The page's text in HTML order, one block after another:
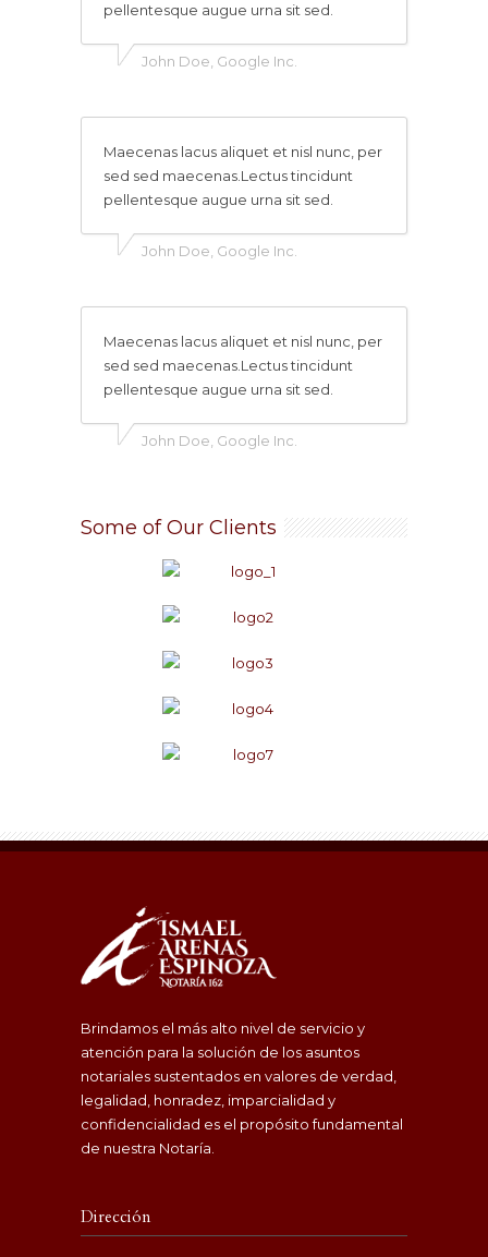
pellentesque augue urna sit sed.
John Doe, Google Inc.
Maecenas lacus aliquet et nisl nunc, per
sed sed maecenas.Lectus tincidunt
pellentesque augue urna sit sed.
John Doe, Google Inc.
Maecenas lacus aliquet et nisl nunc, per
sed sed maecenas.Lectus tincidunt
pellentesque augue urna sit sed.
John Doe, Google Inc.
Some of Our Clients
Brindamos el más alto nivel de servicio y
atención para la solución de los asuntos
notariales sustentados en valores de verdad,
legalidad, honradez, imparcialidad y
confidencialidad es el propósito fundamental
de nuestra Notaría.
Dirección